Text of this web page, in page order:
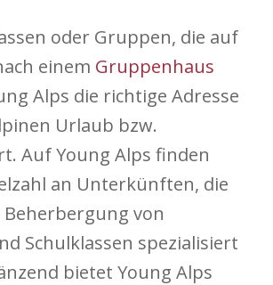
oder Gruppen, die auf
einem Gruppenhaus
Alps die richtige Adresse
Urlaub bzw.
Auf Young Alps finden
an Unterkünften, die
Beherbergung von
Schulklassen spezialisiert
bietet Young Alps